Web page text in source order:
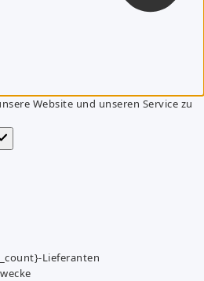
Website und unseren Service zu
Lieferanten